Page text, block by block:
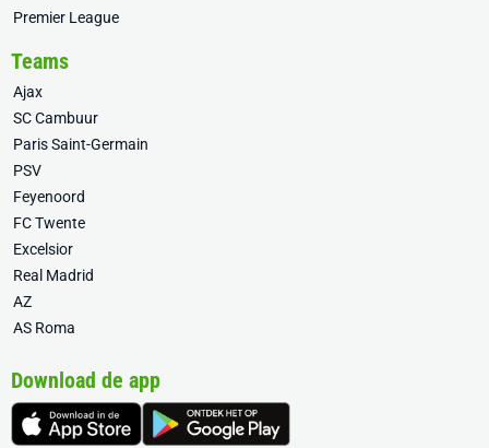
Premier League
Teams
Ajax
SC Cambuur
Paris Saint-Germain
PSV
Feyenoord
FC Twente
Excelsior
Real Madrid
AZ
AS Roma
Download de app